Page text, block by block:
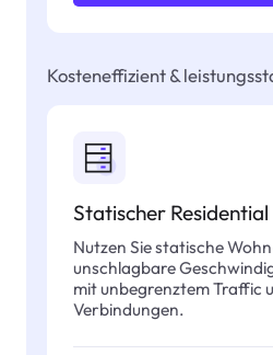
Kosteneffizient &
Statischer
Nutzen Sie statische
unschlagbare
mit unbegrenztem Traffic
Verbindungen.